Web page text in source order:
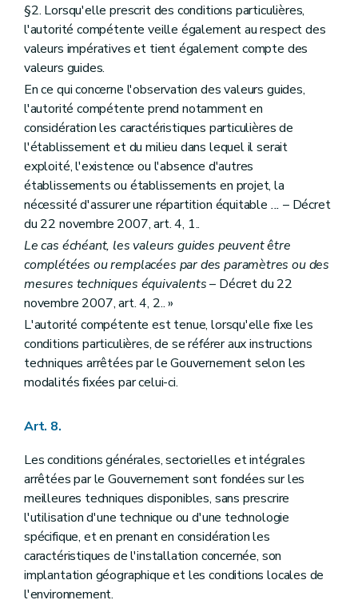
§2. Lorsqu'elle prescrit des conditions particulières,
l'autorité compétente veille également au respect des
valeurs impératives et tient également compte des
valeurs guides.
En ce qui concerne l'observation des valeurs guides,
l'autorité compétente prend notamment en
considération les caractéristiques particulières de
l'établissement et du milieu dans lequel il serait
exploité, l'existence ou l'absence d'autres
établissements ou établissements en projet, la
nécessité d'assurer une répartition équitable ... – Décret
du 22 novembre 2007, art. 4, 1..
Le cas échéant, les valeurs guides peuvent être
complétées ou remplacées par des paramètres ou des
mesures techniques équivalents– Décret du 22
novembre 2007, art. 4, 2.. »
L'autorité compétente est tenue, lorsqu'elle fixe les
conditions particulières, de se référer aux instructions
techniques arrêtées par le Gouvernement selon les
modalités fixées par celui-ci.
Art. 8.
Les conditions générales, sectorielles et intégrales
arrêtées par le Gouvernement sont fondées sur les
meilleures techniques disponibles, sans prescrire
l'utilisation d'une technique ou d'une technologie
spécifique, et en prenant en considération les
caractéristiques de l'installation concernée, son
implantation géographique et les conditions locales de
l'environnement.